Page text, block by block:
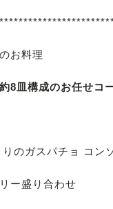
お料理
約8皿構成のお任せコ
りのガスパチョ コン
ー盛り合わせ